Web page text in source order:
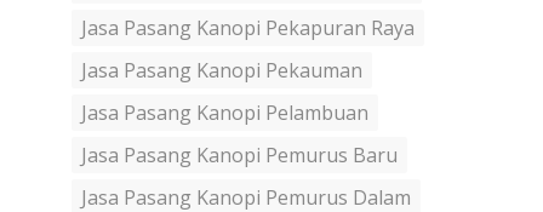
Jasa Pasang Kanopi Pekapuran Raya
Jasa Pasang Kanopi Pekauman
Jasa Pasang Kanopi Pelambuan
Jasa Pasang Kanopi Pemurus Baru
Jasa Pasang Kanopi Pemurus Dalam